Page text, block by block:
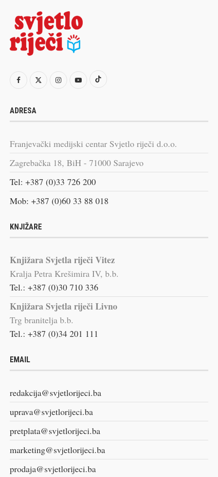
ADRESA
Franjevački medijski centar Svjetlo riječi d.o.o.
Zagrebačka 18, BiH - 71000 Sarajevo
Tel: +387 (0)33 726 200
Mob: +387 (0)60 33 88 018
KNJIŽARE
Knjižara Svjetla riječi Vitez
Kralja Petra Krešimira IV, b.b.
Tel.: +387 (0)30 710 336
Knjižara Svjetla riječi Livno
Trg branitelja b.b.
Tel.: +387 (0)34 201 111
EMAIL
redakcija@svjetlorijeci.ba
uprava@svjetlorijeci.ba
pretplata@svjetlorijeci.ba
marketing@svjetlorijeci.ba
prodaja@svjetlorijeci.ba